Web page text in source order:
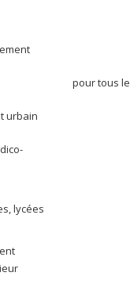
pour tous
urbain
lycées